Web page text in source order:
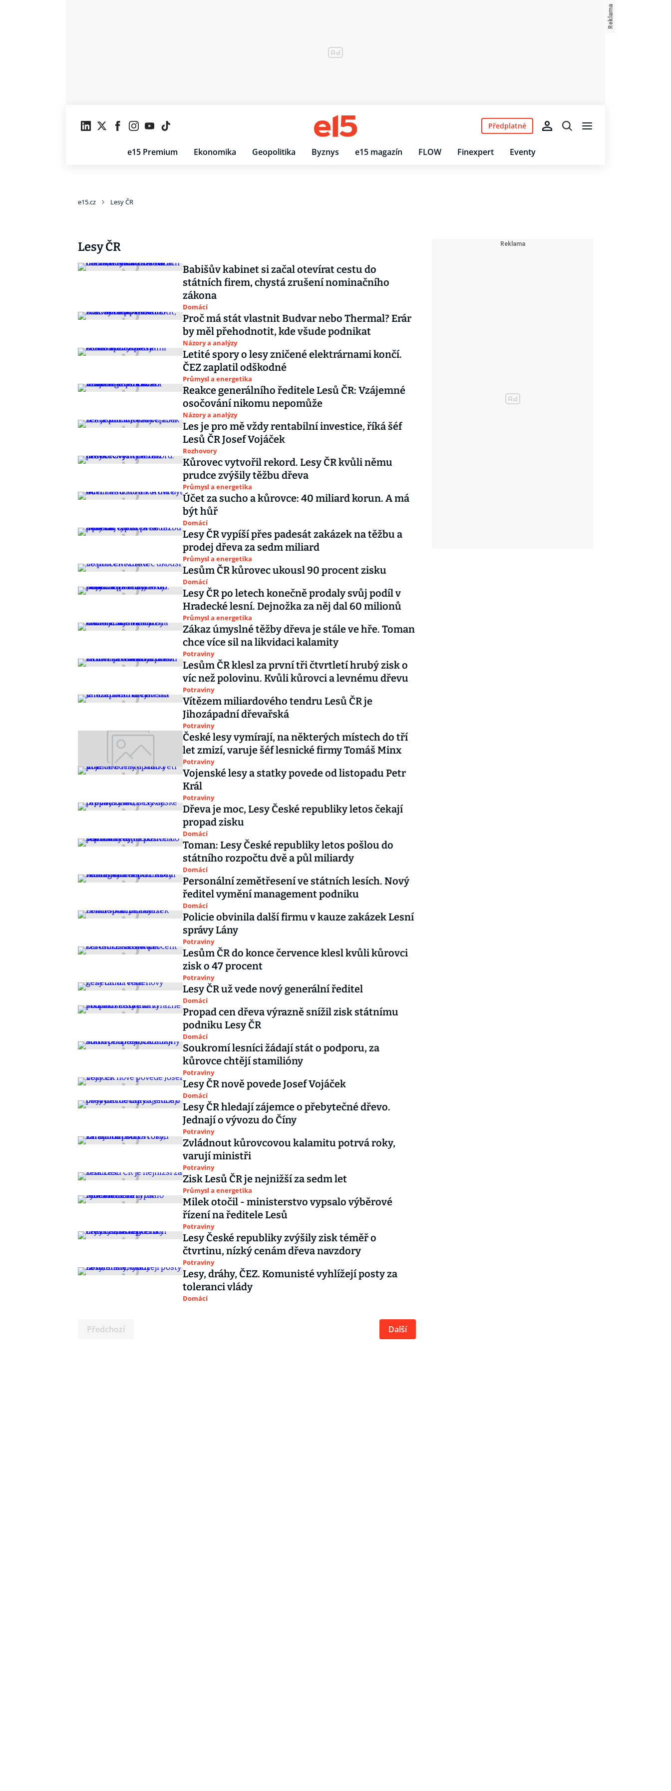
e15 Premium Ekonomika Geopolitika Byznys e15 magazín FLOW Finexpert Eventy
Předplatné
e15.cz Lesy ČR
Lesy ČR
Babišův kabinet si začal otevírat cestu do
státních firem, chystá zrušení nominačního
zákona
Domácí
Proč má stát vlastnit Budvar nebo Thermal? Erár
by měl přehodnotit, kde všude podnikat
Názory a analýzy
Letité spory o lesy zničené elektrárnami končí.
ČEZ zaplatil odškodné
Průmysl a energetika
Reakce generálního ředitele Lesů ČR: Vzájemné
osočování nikomu nepomůže
Názory a analýzy
Les je pro mě vždy rentabilní investice, říká šéf
Lesů ČR Josef Vojáček
Rozhovory
Kůrovec vytvořil rekord. Lesy ČR kvůli němu
prudce zvýšily těžbu dřeva
Průmysl a energetika
Účet za sucho a kůrovce: 40 miliard korun. A má
být hůř
Domácí
Lesy ČR vypíší přes padesát zakázek na těžbu a
prodej dřeva za sedm miliard
Průmysl a energetika
Lesům ČR kůrovec ukousl 90 procent zisku
Domácí
Lesy ČR po letech konečně prodaly svůj podíl v
Hradecké lesní. Dejnožka za něj dal 60 milionů
Průmysl a energetika
Zákaz úmyslné těžby dřeva je stále ve hře. Toman
chce více sil na likvidaci kalamity
Potraviny
Lesům ČR klesl za první tři čtvrtletí hrubý zisk o
víc než polovinu. Kvůli kůrovci a levnému dřevu
Potraviny
Vítězem miliardového tendru Lesů ČR je
Jihozápadní dřevařská
Potraviny
České lesy vymírají, na některých místech do tří
let zmizí, varuje šéf lesnické firmy Tomáš Minx
Potraviny
Vojenské lesy a statky povede od listopadu Petr
Král
Potraviny
Dřeva je moc, Lesy České republiky letos čekají
propad zisku
Domácí
Toman: Lesy České republiky letos pošlou do
státního rozpočtu dvě a půl miliardy
Domácí
Personální zemětřesení ve státních lesích. Nový
ředitel vymění management podniku
Domácí
Policie obvinila další firmu v kauze zakázek Lesní
správy Lány
Potraviny
Lesům ČR do konce července klesl kvůli kůrovci
zisk o 47 procent
Potraviny
Lesy ČR už vede nový generální ředitel
Domácí
Propad cen dřeva výrazně snížil zisk státnímu
podniku Lesy ČR
Domácí
Soukromí lesníci žádají stát o podporu, za
kůrovce chtějí stamilióny
Potraviny
Lesy ČR nově povede Josef Vojáček
Domácí
Lesy ČR hledají zájemce o přebytečné dřevo.
Jednají o vývozu do Číny
Potraviny
Zvládnout kůrovcovou kalamitu potrvá roky,
varují ministři
Potraviny
Zisk Lesů ČR je nejnižší za sedm let
Průmysl a energetika
Milek otočil - ministerstvo vypsalo výběrové
řízení na ředitele Lesů
Potraviny
Lesy České republiky zvýšily zisk téměř o
čtvrtinu, nízký cenám dřeva navzdory
Potraviny
Lesy, dráhy, ČEZ. Komunisté vyhlížejí posty za
toleranci vlády
Domácí
Předchozí Další